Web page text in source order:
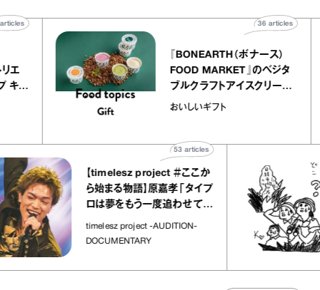
アトリエ
レープ キャ
40 articles
『BONEARTH（ボナース）
FOOD MARKET』のベジタ
ブルクラフトアイスクリー
｜真野知子の「おいしいギ
おいしいギフト
36
【timelesz project ＃ここか
ら始まる物語】原嘉孝「タイプ
ロは夢をもう一度追わせてく
れた場所」
timelesz project -AUDITION-
DOCUMENTARY
articles